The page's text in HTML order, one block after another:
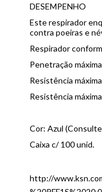
DESEMPENHO
Este respirador
contra poeiras e
Respirador
Penetração
Resistência
Resistência
Cor: Azul
Caixa c/ 100 unid.
http://